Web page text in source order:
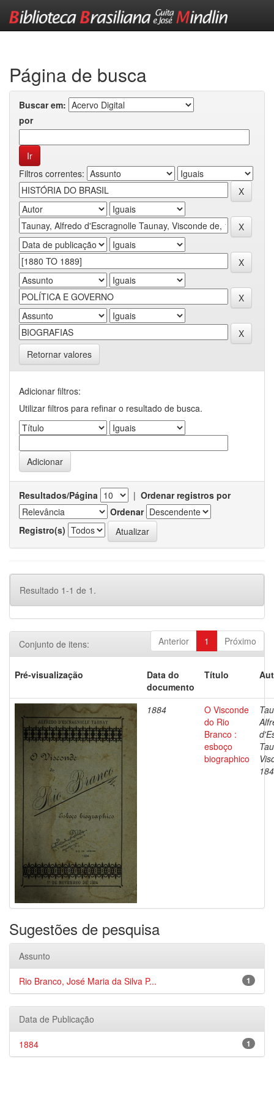
Página de busca
Buscar em:
por
Filtros correntes:
Retornar valores
Adicionar filtros:
Utilizar filtros para refinar o resultado de busca.
Resultados/Página | Ordenar registros por
Ordenar
Registro(s)
Resultado 1-1 de 1.
Anterior 1 Próximo
Conjunto de itens:
Pré-visualização
Data do
documento
Título
1884
O Visconde
do Rio
Branco :
esboço
biographico
Sugestões de pesquisa
Assunto
1
Rio Branco, José Maria da Silva P...
Data de Publicação
1
1884